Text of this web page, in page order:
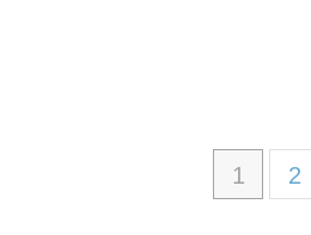
1 2